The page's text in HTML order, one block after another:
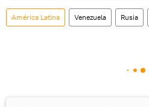
América Latina Venezuela Rusia